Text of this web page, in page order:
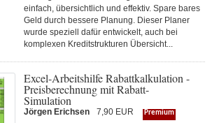
einfach, übersichtlich und effektiv. Spare bares
Geld durch bessere Planung. Dieser Planer
wurde speziell dafür entwickelt, auch bei
komplexen Kreditstrukturen Übersicht...
Excel-Arbeitshilfe Rabattkalkulation -
Preisberechnung mit Rabatt-
Simulation
Jörgen Erichsen 7,90 EUR Premium